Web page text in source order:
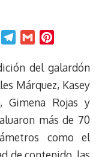
l
e
r
a
m
a
i
n
t
r
e
s
t
del galardón
Márquez, Kasey
Gimena Rojas y
más de 70
como el